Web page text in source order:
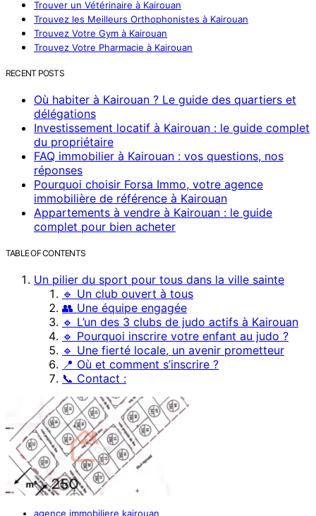
Trouver un Vétérinaire à Kairouan
Trouvez les Meilleurs Orthophonistes à Kairouan
Trouvez Votre Gym à Kairouan
Trouvez Votre Pharmacie à Kairouan
RECENT POSTS
Où habiter à Kairouan ? Le guide des quartiers et
délégations
Investissement locatif à Kairouan : le guide complet
du propriétaire
FAQ immobilier à Kairouan : vos questions, nos
réponses
Pourquoi choisir Forsa Immo, votre agence
immobilière de référence à Kairouan
Appartements à vendre à Kairouan : le guide
complet pour bien acheter
TABLE OF CONTENTS
Un pilier du sport pour tous dans la ville sainte
🔹 Un club ouvert à tous
👥 Une équipe engagée
🔹 L’un des 3 clubs de judo actifs à Kairouan
🔹 Pourquoi inscrire votre enfant au judo ?
🔹 Une fierté locale, un avenir prometteur
📍 Où et comment s’inscrire ?
📞 Contact :
agence immobiliere kairouan